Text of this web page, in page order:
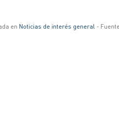
en Noticias de interés general -